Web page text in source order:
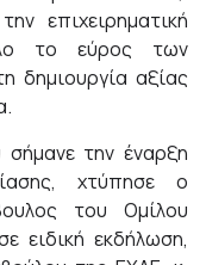
επιχειρηματική
το εύρος των
δημιουργία αξίας
την έναρξη
χτύπησε ο
του Ομίλου
ειδική εκδήλωση,